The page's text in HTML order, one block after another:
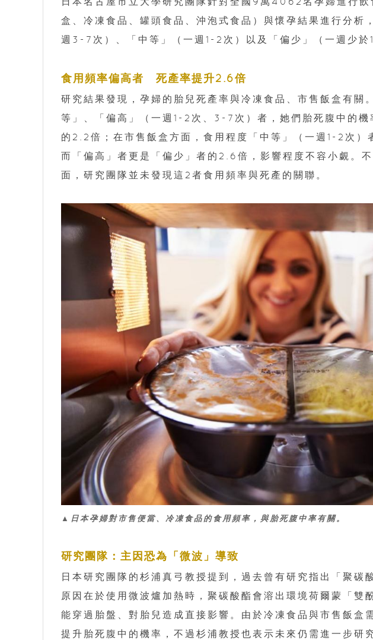
盒、冷凍食品、罐頭食品、沖泡式食品）與懷孕結果進行分析
週3-7次）、「中等」（一週1-2次）以及「偏少」（一週少於
食用頻率偏高者 死產率提升2.6倍
研究結果發現，孕婦的胎兒死產率與冷凍食品、市售飯盒有關
等」、「偏高」（一週1-2次、3-7次）者，她們胎死腹中的機
的2.2倍；在市售飯盒方面，食用程度「中等」（一週1-2次）
而「偏高」者更是「偏少」者的2.6倍，影響程度不容小覷。
面，研究團隊並未發現這2者食用頻率與死產的關聯。
▲日本孕婦對市售便當、冷凍食品的食用頻率，與胎死腹中率有關。
研究團隊：主因恐為「微波」導致
日本研究團隊的杉浦真弓教授提到，過去曾有研究指出「聚碳
原因在於使用微波爐加熱時，聚碳酸酯會溶出環境荷爾蒙「
能穿過胎盤、對胎兒造成直接影響。由於冷凍食品與市售飯盒
提升胎死腹中的機率，不過杉浦教授也表示未來仍需進一步研